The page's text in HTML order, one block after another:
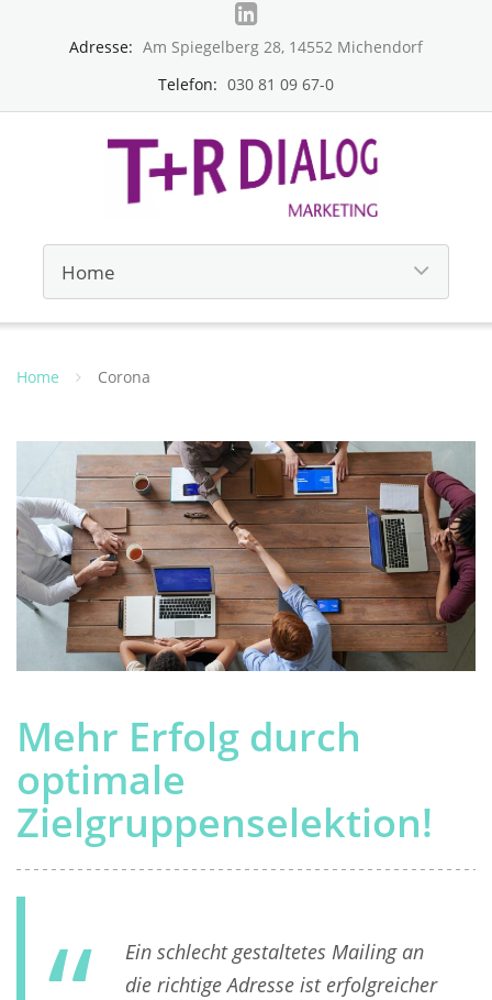
Adresse: Am Spiegelberg 28, 14552 Michendorf
Telefon: 030 81 09 67-0
Home Corona
Mehr Erfolg durch
optimale
Zielgruppenselektion!
Ein schlecht gestaltetes Mailing an
die richtige Adresse ist erfolgreicher